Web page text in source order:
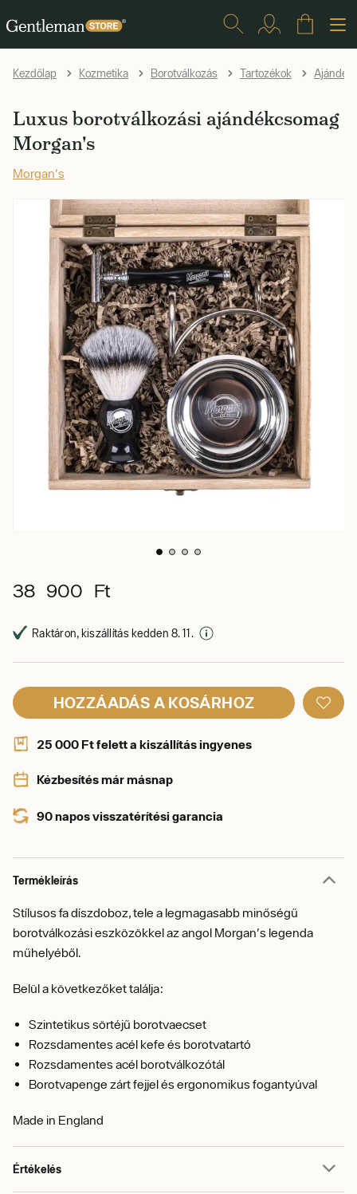
Kezdőlap Kozmetika Borotválkozás Tartozékok
Luxus borotválkozási ajándékcsomag
Morgan's
Morgan's
38 900 Ft
Raktáron, kiszállítás kedden 8. 11.
HOZZÁADÁS A KOSÁRHOZ
25 000 Ft felett a kiszállítás ingyenes
Kézbesítés már másnap
90 napos visszatérítési garancia
Termékleírás
Stílusos fa díszdoboz, tele a legmagasabb minőségű
borotválkozási eszközökkel az angol Morgan's legenda
műhelyéből.
Belül a következőket találja:
Szintetikus sörtéjű borotvaecset
Rozsdamentes acél kefe és borotvatartó
Rozsdamentes acél borotválkozótál
Borotvapenge zárt fejjel és ergonomikus fogantyúval
Made in England
Értékelés